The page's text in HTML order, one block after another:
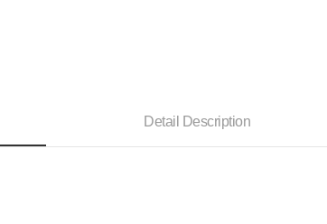
Detail Description